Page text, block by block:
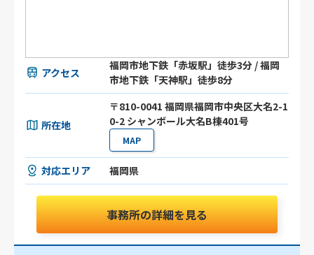
アクセス
福岡市地下鉄「赤坂駅」徒歩3分 / 福岡
市地下鉄「天神駅」徒歩8分
所在地
〒810-0041 福岡県福岡市中央区大名2-1
0-2 シャンボール大名B棟401号
MAP
対応エリア 福岡県
事務所の詳細を見る